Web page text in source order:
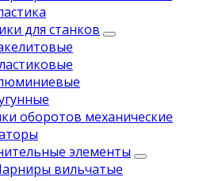
для станков
оборотов механические
элементы
вильчатые